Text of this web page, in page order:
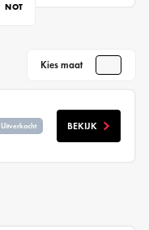
NOT
Kies maat
Uitverkocht BEKIJK